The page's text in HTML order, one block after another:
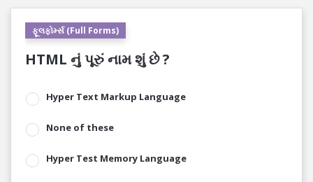
ફૂલફોર્મ્સ (Full Forms)
HTML નું પૂરું નામ શું છે ?
Hyper Text Markup Language
None of these
Hyper Test Memory Language